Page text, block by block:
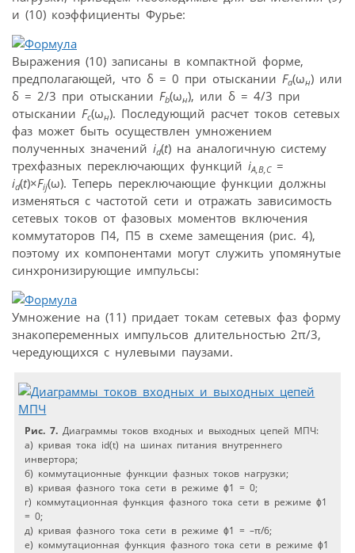
и (10) коэффициенты Фурье:
Выражения (10) записаны в компактной форме,
предполагающей, что δ = 0 при отыскании Fa(ωн) или
δ = 2/3 при отыскании Fb(ωн), или δ = 4/3 при
отыскании Fc(ωн). Последующий расчет токов сетевых
фаз может быть осуществлен умножением
полученных значений id(t) на аналогичную систему
трехфазных переключающих функций iA,B,C=
id(t)×Fij(ω). Теперь переключающие функции должны
изменяться с частотой сети и отражать зависимость
сетевых токов от фазовых моментов включения
коммутаторов П4, П5 в схеме замещения (рис. 4),
поэтому их компонентами могут служить упомянутые
синхронизирующие импульсы:
Умножение на (11) придает токам сетевых фаз форму
знакопеременных импульсов длительностью 2π/3,
чередующихся с нулевыми паузами.
Рис. 7. Диаграммы токов входных и выходных цепей МПЧ:
а) кривая тока id(t) на шинах питания внутреннего
инвертора;
б) коммутационные функции фазных токов нагрузки;
в) кривая фазного тока сети в режиме ϕ1 = 0;
г) коммутационная функция фазного тока сети в режиме ϕ1
= 0;
д) кривая фазного тока сети в режиме ϕ1 = –π/6;
е) коммутационная функция фазного тока сети в режиме ϕ1